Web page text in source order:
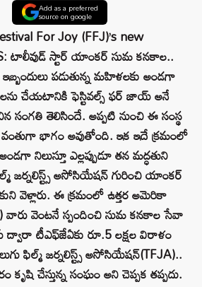
Add as a preferred
source on google
For Joy (FFJ)’s new
టాలీవుడ్ స్టార్ యాంక‌ర్ సుమ క‌న‌కాల‌..
ప‌డుతున్న మ‌హిళ‌ల‌కు అండ‌గా
చేయ‌టానికి ఫెస్టివల్స్ ఫ‌ర్ జాయ్ అనే
సంగతి తెలిసిందే. అప్ప‌టి నుంచి ఈ సంస్థ
భాగం అవుతోంది. ఇక ఇదే క్రమంలో
నిలుస్తూ ఎల్ల‌ప్పుడూ త‌న మ‌ద్ధ‌తుని
జర్నలిస్ట్స్ అసోసియేషన్ గురించి యాంక‌ర్
వెళ్లారు. ఈ క్రమంలో ఉత్త‌ర అమెరికా
వారు వెంట‌నే స్పందించి సుమ క‌న‌కాల సేవా
ద్వారా టీఎఫ్‌జేఏకు రూ.5 ల‌క్ష‌ల విరాళం
ఫిల్మ్ జర్నలిస్ట్స్ అసోసియేషన్(TFJA)..
కృషి చేస్తున్న సంఘం అని చెప్పక తప్పదు.